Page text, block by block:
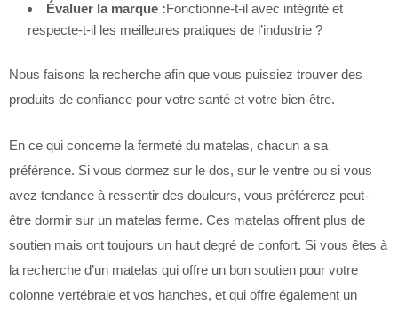
Évaluer la marque :Fonctionne-t-il avec intégrité et
respecte-t-il les meilleures pratiques de l’industrie ?
Nous faisons la recherche afin que vous puissiez trouver des
produits de confiance pour votre santé et votre bien-être.
En ce qui concerne la fermeté du matelas, chacun a sa
préférence. Si vous dormez sur le dos, sur le ventre ou si vous
avez tendance à ressentir des douleurs, vous préférerez peut-
être dormir sur un matelas ferme. Ces matelas offrent plus de
soutien mais ont toujours un haut degré de confort. Si vous êtes à
la recherche d’un matelas qui offre un bon soutien pour votre
colonne vertébrale et vos hanches, et qui offre également un